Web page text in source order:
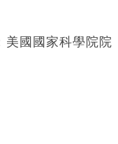
國國家科學院院